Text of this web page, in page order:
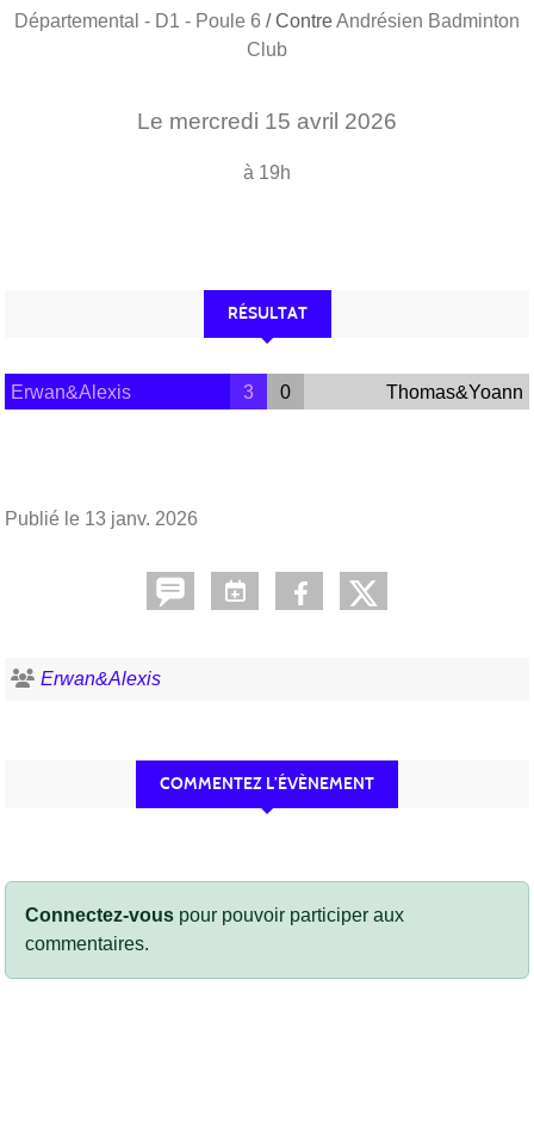
Départemental - D1 - Poule 6 / ContreAndrésien Badminton
Club
Le mercredi 15 avril 2026
à 19h
RÉSULTAT
Erwan&Alexis 3 0 Thomas&Yoann
Publié le 13 janv. 2026
Erwan&Alexis
COMMENTEZ L’ÉVÈNEMENT
Connectez-vous pour pouvoir participer aux
commentaires.